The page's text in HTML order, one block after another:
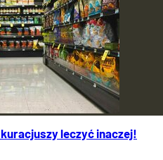
leczyć inaczej!